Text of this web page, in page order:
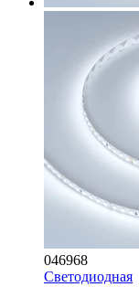
046968
Светодиодная